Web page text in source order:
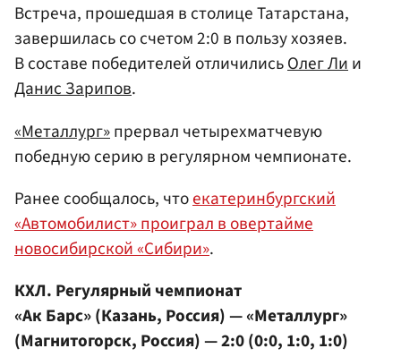
Встреча, прошедшая в столице Татарстана,
завершилась со счетом 2:0 в пользу хозяев.
В составе победителей отличилисьОлег Лии
Данис Зарипов.
«Металлург»прервал четырехматчевую
победную серию в регулярном чемпионате.
Ранее сообщалось, чтоекатеринбургский
«Автомобилист» проиграл в овертайме
новосибирской «Сибири».
КХЛ. Регулярный чемпионат
«Ак Барс» (Казань, Россия) — «Металлург»
(Магнитогорск, Россия) — 2:0 (0:0, 1:0, 1:0)